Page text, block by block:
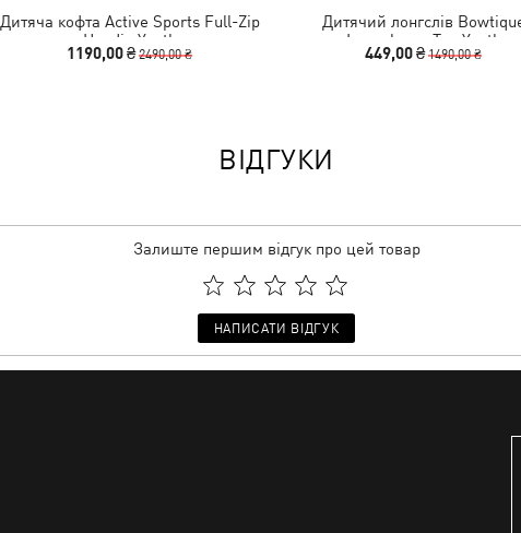
Дитяча кофта Active Sports Full-Zip
Hoodie Youth
1190,00 ₴2490,00 ₴
Дитячий лонгслів
Longsleeve Tee Youth
449,00 ₴1490,00 ₴
ВІДГУКИ
Залиште першим відгук про цей товар
НАПИСАТИ ВІДГУК